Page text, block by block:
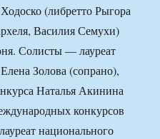
(либретто Рыгора
Василия Семухи)
Солисты — лауреат
Золова (сопрано),
Наталья Акинина
конкурсов
национального